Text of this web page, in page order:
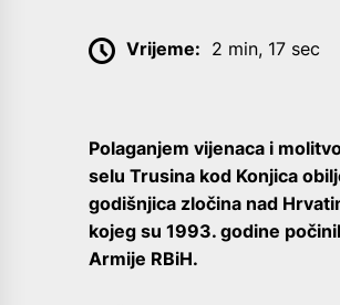
Vrijeme: 2 min, 17 sec
Polaganjem vijenaca i
selu Trusina kod Konjica
godišnjica zločina nad
kojeg su 1993. godine
Armije RBiH.